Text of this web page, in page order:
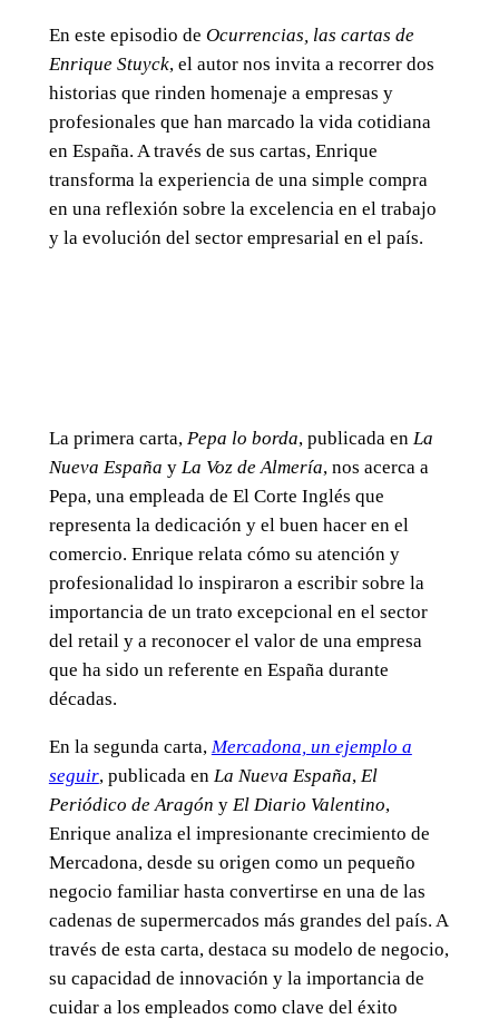
En este episodio de Ocurrencias, las cartas de
Enrique Stuyck, el autor nos invita a recorrer dos
historias que rinden homenaje a empresas y
profesionales que han marcado la vida cotidiana
en España. A través de sus cartas, Enrique
transforma la experiencia de una simple compra
en una reflexión sobre la excelencia en el trabajo
y la evolución del sector empresarial en el país.
La primera carta, Pepa lo borda, publicada en La
Nueva España y La Voz de Almería, nos acerca a
Pepa, una empleada de El Corte Inglés que
representa la dedicación y el buen hacer en el
comercio. Enrique relata cómo su atención y
profesionalidad lo inspiraron a escribir sobre la
importancia de un trato excepcional en el sector
del retail y a reconocer el valor de una empresa
que ha sido un referente en España durante
décadas.
En la segunda carta, Mercadona, un ejemplo a
seguir, publicada en La Nueva España, El
Periódico de Aragón y El Diario Valentino,
Enrique analiza el impresionante crecimiento de
Mercadona, desde su origen como un pequeño
negocio familiar hasta convertirse en una de las
cadenas de supermercados más grandes del país. A
través de esta carta, destaca su modelo de negocio,
su capacidad de innovación y la importancia de
cuidar a los empleados como clave del éxito